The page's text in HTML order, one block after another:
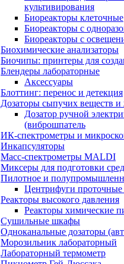
культивирования
Биореакторы клеточные
Биореакторы с
Биореакторы с
Биохимические анализаторы
Биочипы: принтеры для
Блендеры лабораторные
Аксессуары
Блоттинг: перенос и детекция
Дозаторы сыпучих веществ и
Дозатор ручной
(виброшпатель
ИК-спектрометры и
Инкапсуляторы
Масс-спектрометры MALDI
Миксеры для подготовки
Пилотное и
Центрифуги
Реакторы высокого давления
Реакторы химические
Сушильные шкафы
Одноканальные дозаторы
Морозильник лабораторный
Лабораторный термометр